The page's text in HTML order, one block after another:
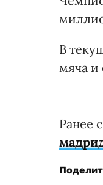
В
мяча и
Ранее